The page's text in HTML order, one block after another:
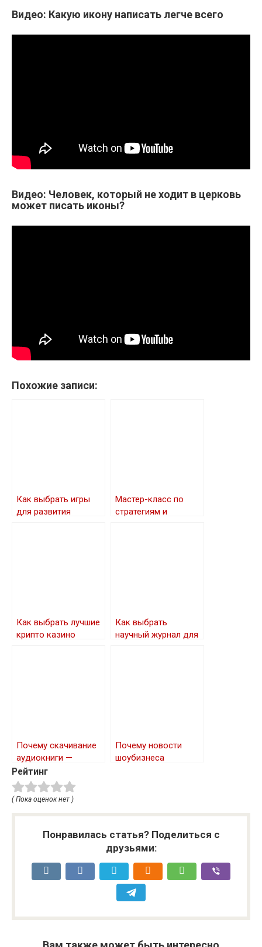
Видео: Какую икону написать легче всего
Видео: Человек, который не ходит в церковь
может писать иконы?
Похожие записи:
Как выбрать игры
для развития
Мастер-класс по
стратегиям и
Как выбрать лучшие
крипто казино
Как выбрать
научный журнал для
Почему скачивание
аудиокниги —
популярная
альтернатива чтению
обычных книг
Почему новости
шоубизнеса
Рейтинг
( Пока оценок нет )
Понравилась статья? Поделиться с
друзьями: